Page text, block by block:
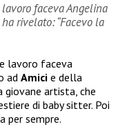
faceva Angelina
rivelato: “Facevo la
lavoro faceva
ad Amici e della
giovane artista, che
di baby sitter. Poi
per sempre.